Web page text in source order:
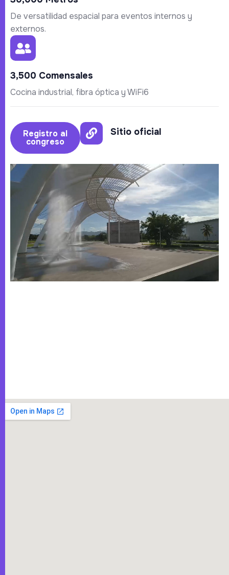
De versatilidad espacial para eventos internos y
externos.
3,500 Comensales
Cocina industrial, fibra óptica y WiFi6
Registro al
congreso
Sitio oficial